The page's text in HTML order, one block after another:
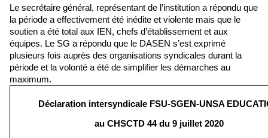
Le secrétaire général, représentant de l’institution a répondu que
la période a effectivement été inédite et violente mais que le
soutien a été total aux IEN, chefs d’établissement et aux
équipes. Le SG a répondu que le DASEN s’est exprimé
plusieurs fois auprès des organisations syndicales durant la
période et la volonté a été de simplifier les démarches au
maximum.
Déclaration intersyndicale FSU-SGEN-UNSA
au CHSCTD 44 du 9 juillet 2020